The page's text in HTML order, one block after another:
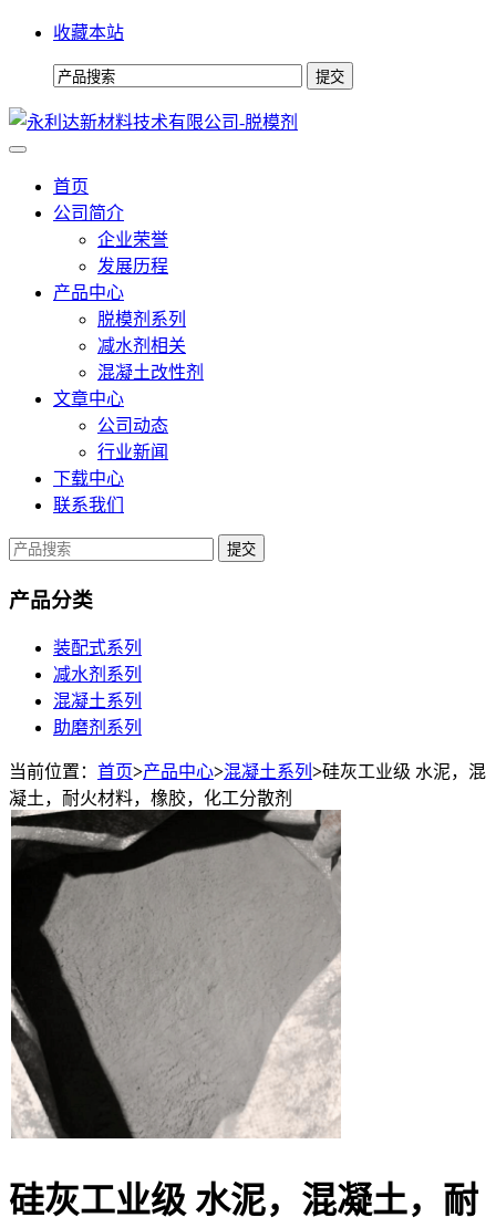
收藏本站
首页
公司简介
企业荣誉
发展历程
产品中心
脱模剂系列
减水剂相关
混凝土改性剂
文章中心
公司动态
行业新闻
下载中心
联系我们
提交
产品分类
装配式系列
减水剂系列
混凝土系列
助磨剂系列
当前位置： 首页>产品中心>混凝土系列 >硅灰工业级 水泥，混
凝土，耐火材料，橡胶，化工分散剂
硅灰工业级 水泥，混凝土，耐